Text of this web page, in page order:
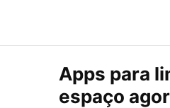
Apps para
espaço